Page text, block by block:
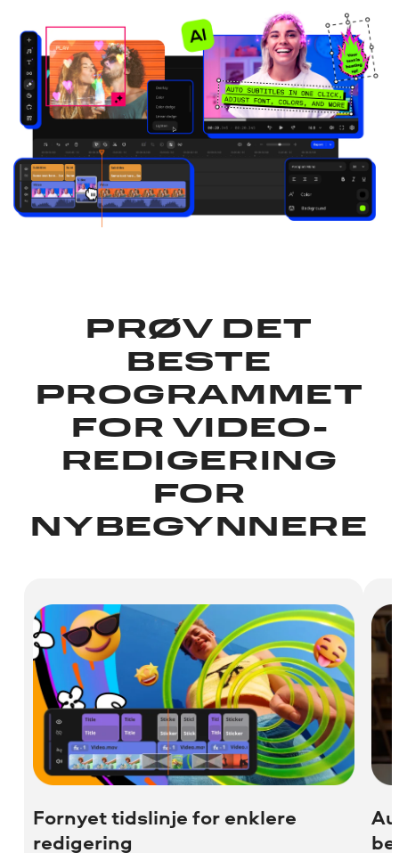
PRØV DET
BESTE
PROGRAMMET
FOR VIDEO­
REDIGERING
FOR
NYBEGYNNERE
Fornyet tidslinje for enklere
redigering